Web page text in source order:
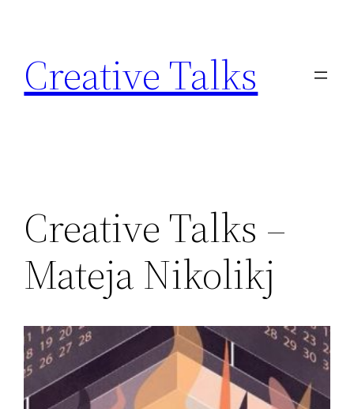
content
Creative Talks
Creative Talks –
Mateja Nikolikj